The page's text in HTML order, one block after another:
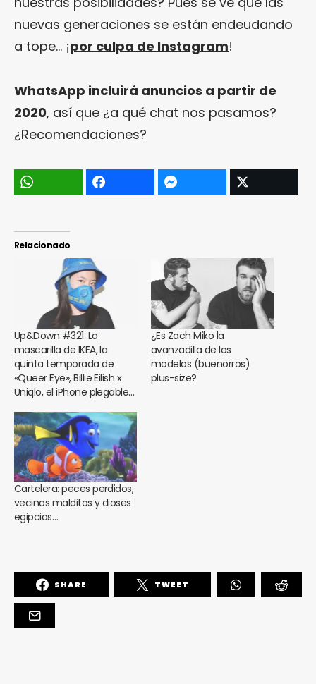
nuevas generaciones se están endeudando
a tope… ¡por culpa de Instagram!
WhatsApp incluirá anuncios a partir de
2020, así que ¿a qué chat nos pasamos?
¿Recomendaciones?
Relacionado
Up&Down #321. La
mascarilla de IKEA, la
quinta temporada de
«Queer Eye», Billie Eilish x
Uniqlo, el iPhone plegable…
¿Es Zach Miko la
avanzadilla de los
modelos (buenorros)
plus-size?
Cartelera: peces perdidos,
vecinos malditos y dioses
egipcios…
SHARE TWEET